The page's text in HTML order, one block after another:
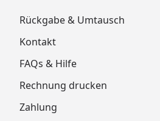
Rückgabe & Umtausch
Kontakt
FAQs & Hilfe
Rechnung drucken
Zahlung